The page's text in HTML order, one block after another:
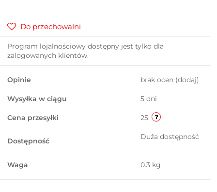
Do przechowalni
Program lojalnościowy dostępny jest tylko dla
zalogowanych klientów.
Opinie brak ocen (dodaj)
Wysyłka w ciągu 5 dni
Cena przesyłki 25
Dostępność Duża dostępność
Waga 0.3 kg